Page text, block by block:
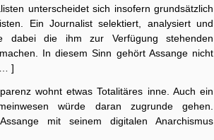
unterscheidet sich insofern grundsätzlich
Ein Journalist selektiert, analysiert und
dabei die ihm zur Verfügung stehenden
In diesem Sinn gehört Assange nicht
]
wohnt etwas Totalitäres inne. Auch ein
würde daran zugrunde gehen.
mit seinem digitalen Anarchismus